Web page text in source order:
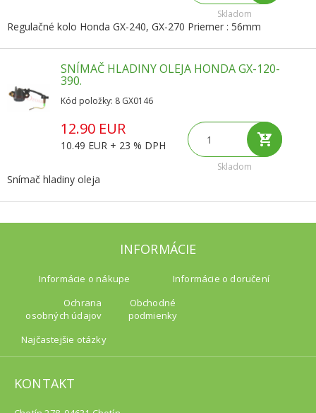
Skladom
Regulačné kolo Honda GX-240, GX-270 Priemer : 56mm
SNÍMAČ HLADINY OLEJA HONDA GX-120-
390.
Kód položky: 8 GX0146
12.90 EUR
10.49 EUR + 23 % DPH
Skladom
Snímač hladiny oleja
INFORMÁCIE
Informácie o nákupe
Informácie o doručení
Ochrana
osobných údajov
Obchodné
podmienky
Najčastejšie otázky
KONTAKT